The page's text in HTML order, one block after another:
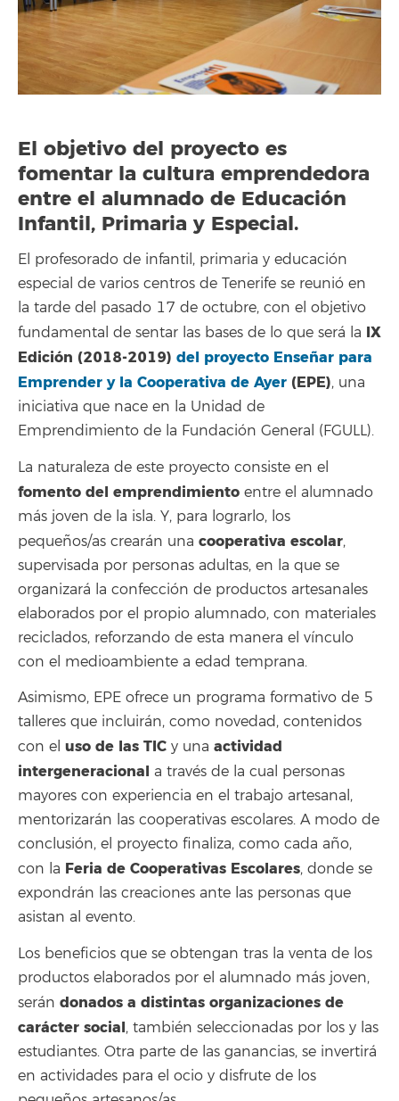
El objetivo del proyecto es
fomentar la cultura emprendedora
entre el alumnado de Educación
Infantil, Primaria y Especial.
El profesorado de infantil, primaria y educación
especial de varios centros de Tenerife se reunió en
la tarde del pasado 17 de octubre, con el objetivo
fundamental de sentar las bases de lo que será la IX
Edición (2018-2019) del proyecto Enseñar para
Emprender y la Cooperativa de Ayer (EPE), una
iniciativa que nace en la Unidad de
Emprendimiento de la Fundación General (FGULL).
La naturaleza de este proyecto consiste en el
fomento del emprendimiento entre el alumnado
más joven de la isla. Y, para lograrlo, los
pequeños/as crearán una cooperativa escolar,
supervisada por personas adultas, en la que se
organizará la confección de productos artesanales
elaborados por el propio alumnado, con materiales
reciclados, reforzando de esta manera el vínculo
con el medioambiente a edad temprana.
Asimismo, EPE ofrece un programa formativo de 5
talleres que incluirán, como novedad, contenidos
con el uso de las TIC y una actividad
intergeneracional a través de la cual personas
mayores con experiencia en el trabajo artesanal,
mentorizarán las cooperativas escolares. A modo de
conclusión, el proyecto finaliza, como cada año,
con la Feria de Cooperativas Escolares, donde se
expondrán las creaciones ante las personas que
asistan al evento.
Los beneficios que se obtengan tras la venta de los
productos elaborados por el alumnado más joven,
serán donados a distintas organizaciones de
carácter social, también seleccionadas por los y las
estudiantes. Otra parte de las ganancias, se invertirá
en actividades para el ocio y disfrute de los